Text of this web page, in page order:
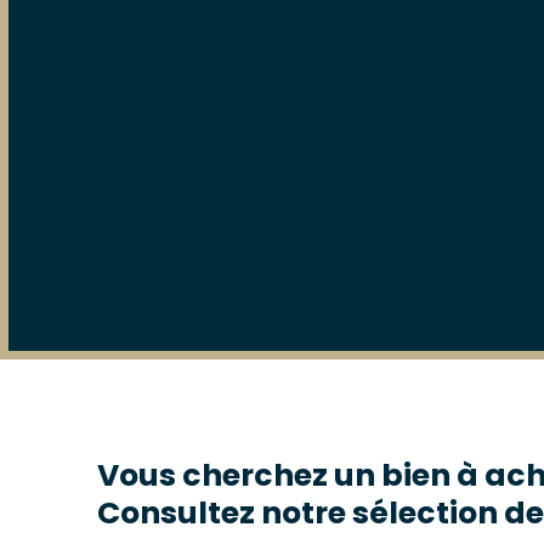
Vous cherchez un bien à
Consultez notre sélection